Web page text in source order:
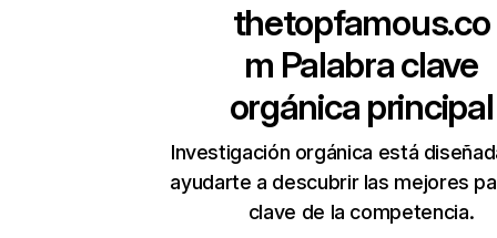
thetopfamous.co
m Palabra clave
orgánica principal
Investigación orgánica está
ayudarte a descubrir las mejores
clave de la competencia.